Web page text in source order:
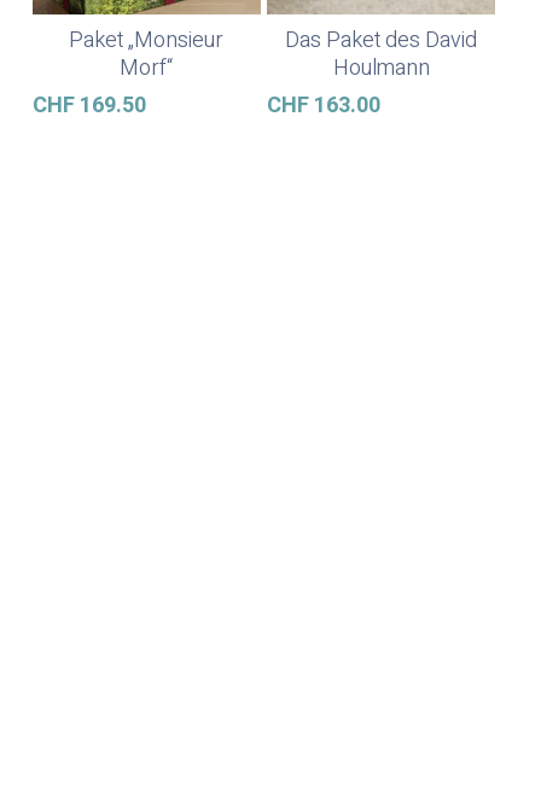
Weiterlesen
Paket „Monsieur
Morf“
CHF169.50
Weiterlesen
Das Paket des David
Houlmann
CHF163.00